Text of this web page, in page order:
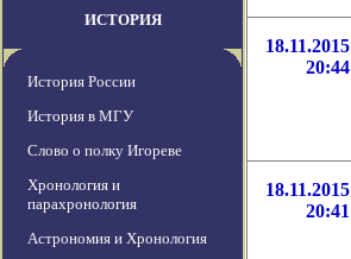
ИСТОРИЯ
История России
История в МГУ
Слово о полку Игореве
Хронология и
парахронология
Астрономия и Хронология
18.11.2015
20:44
18.11.2015
20:41